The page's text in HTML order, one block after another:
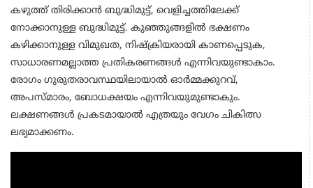
കഴുത്ത് തിരിക്കാൻ ബുദ്ധിമുട്ട്, വെളിച്ചത്തിലേക്ക്
നോക്കാനുള്ള ബുദ്ധിമുട്ട്. കുഞ്ഞുങ്ങളിൽ ഭക്ഷണം
കഴിക്കാനുള്ള വിമുഖത, നിഷ്‌ക്രിയരായി കാണപ്പെടുക,
സാധാരണമല്ലാത്ത പ്രതികരണങ്ങൾ എന്നിവയുണ്ടാകാം.
രോഗം ഗുരുതരാവസ്ഥയിലായാൽ ഓർമ്മക്കുറവ്,
അപസ്മാരം, ബോധക്ഷയം എന്നിവയുമുണ്ടാകും.
ലക്ഷണങ്ങൾ പ്രകടമായാൽ എത്രയും വേഗം ചികിത്സ
ലഭ്യമാക്കണം.